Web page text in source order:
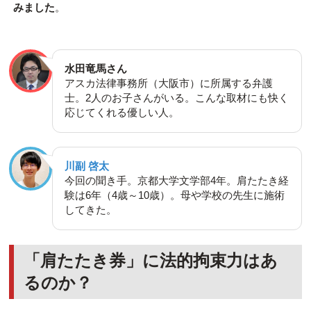
みました。
水田竜馬さん
アスカ法律事務所（大阪市）に所属する弁護
士。2人のお子さんがいる。こんな取材にも快く
応じてくれる優しい人。
川副 啓太
今回の聞き手。京都大学文学部4年。肩たたき経
験は6年（4歳～10歳）。母や学校の先生に施術
してきた。
「肩たたき券」に法的拘束力はあ
るのか？